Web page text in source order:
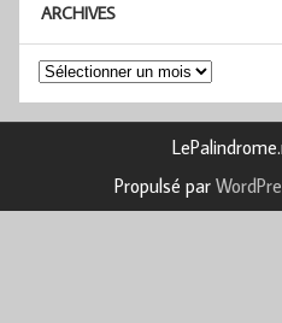
ARCHIVES
Archives
Propulsé par